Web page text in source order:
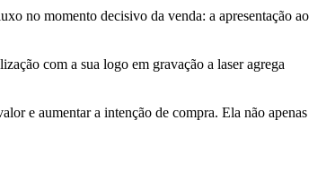
no momento decisivo da venda: a apresentação ao
com a sua logo em gravação a laser agrega
e aumentar a intenção de compra. Ela não apenas